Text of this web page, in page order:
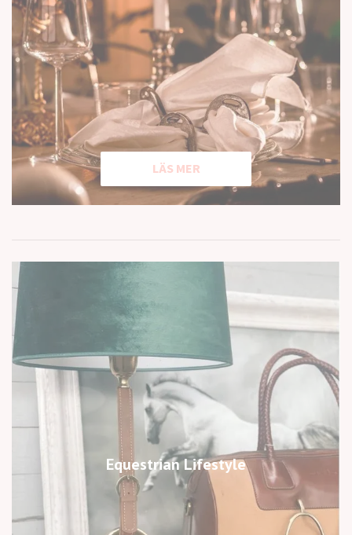
LÄS MER
Equestrian Lifestyle